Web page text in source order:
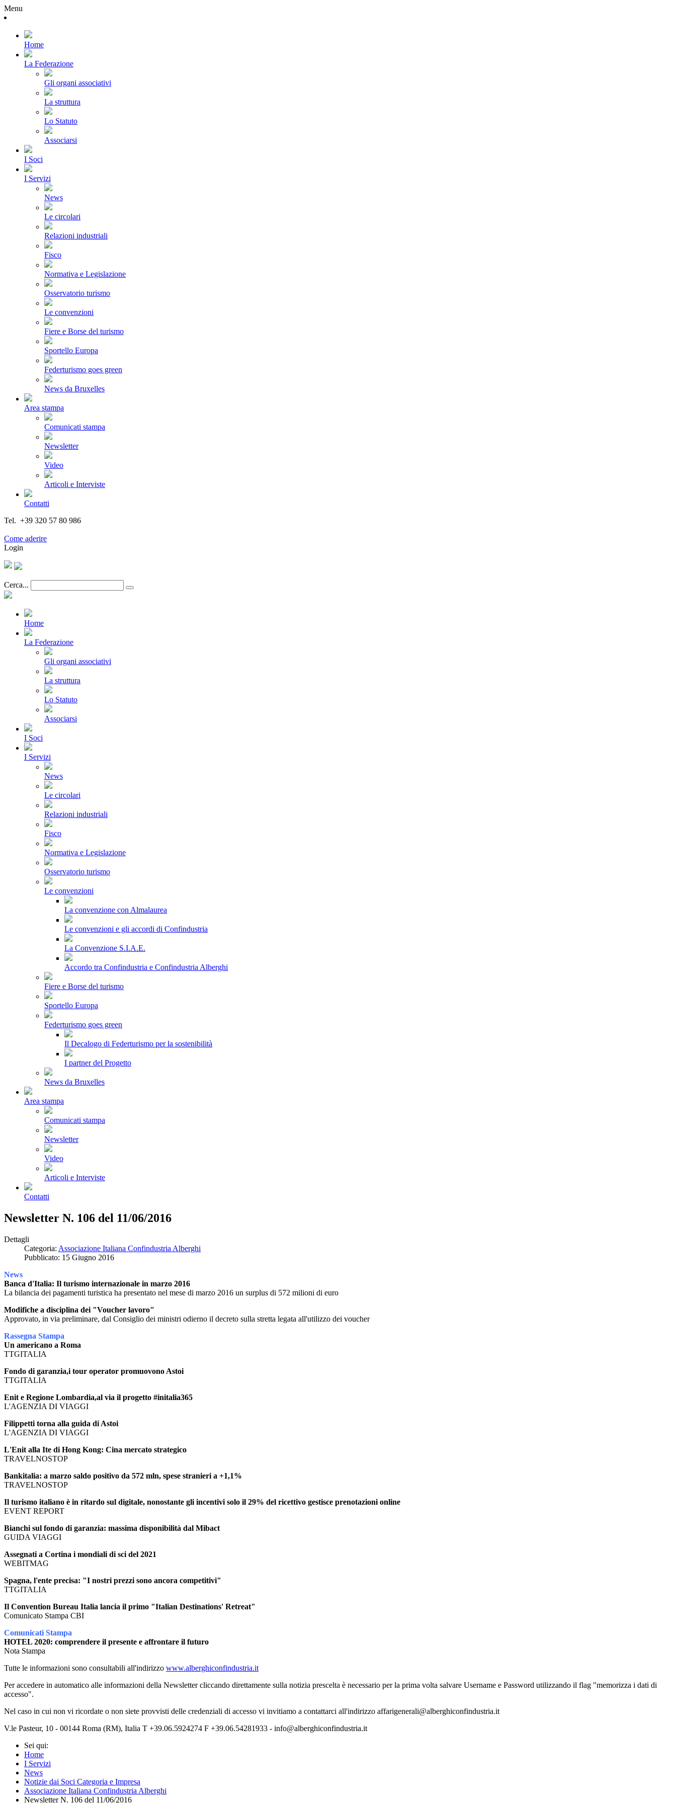
Menu
Home
La Federazione
Gli organi associativi
La struttura
Lo Statuto
Associarsi
I Soci
I Servizi
News
Le circolari
Relazioni industriali
Fisco
Normativa e Legislazione
Osservatorio turismo
Le convenzioni
Fiere e Borse del turismo
Sportello Europa
Federturismo goes green
News da Bruxelles
Area stampa
Comunicati stampa
Newsletter
Video
Articoli e Interviste
Contatti
Tel. +39 320 57 80 986
Come aderire
Login
Cerca...
Home
La Federazione
Gli organi associativi
La struttura
Lo Statuto
Associarsi
I Soci
I Servizi
News
Le circolari
Relazioni industriali
Fisco
Normativa e Legislazione
Osservatorio turismo
Le convenzioni
La convenzione con Almalaurea
Le convenzioni e gli accordi di Confindustria
La Convenzione S.I.A.E.
Accordo tra Confindustria e Confindustria Alberghi
Fiere e Borse del turismo
Sportello Europa
Federturismo goes green
Il Decalogo di Federturismo per la sostenibilità
I partner del Progetto
News da Bruxelles
Area stampa
Comunicati stampa
Newsletter
Video
Articoli e Interviste
Contatti
Newsletter N. 106 del 11/06/2016
Dettagli
Categoria: Associazione Italiana Confindustria Alberghi
Pubblicato: 15 Giugno 2016
News
Banca d'Italia: Il turismo internazionale in marzo 2016
La bilancia dei pagamenti turistica ha presentato nel mese di marzo 2016 un surplus di 572 milioni di euro
Modifiche a disciplina dei "Voucher lavoro"
Approvato, in via preliminare, dal Consiglio dei ministri odierno il decreto sulla stretta legata all'utilizzo dei voucher
Rassegna Stampa
Un americano a Roma
TTGITALIA
Fondo di garanzia,i tour operator promuovono Astoi
TTGITALIA
Enit e Regione Lombardia,al via il progetto #initalia365
L'AGENZIA DI VIAGGI
Filippetti torna alla guida di Astoi
L'AGENZIA DI VIAGGI
L'Enit alla Ite di Hong Kong: Cina mercato strategico
TRAVELNOSTOP
Bankitalia: a marzo saldo positivo da 572 mln, spese stranieri a +1,1%
TRAVELNOSTOP
Il turismo italiano è in ritardo sul digitale, nonostante gli incentivi solo il 29% del ricettivo gestisce prenotazioni online
EVENT REPORT
Bianchi sul fondo di garanzia: massima disponibilità dal Mibact
GUIDA VIAGGI
Assegnati a Cortina i mondiali di sci del 2021
WEBITMAG
Spagna, l'ente precisa: "I nostri prezzi sono ancora competitivi"
TTGITALIA
Il Convention Bureau Italia lancia il primo "Italian Destinations' Retreat"
Comunicato Stampa CBI
Comunicati Stampa
HOTEL 2020: comprendere il presente e affrontare il futuro
Nota Stampa
Tutte le informazioni sono consultabili all'indirizzo www.alberghiconfindustria.it
Per accedere in automatico alle informazioni della Newsletter cliccando direttamente sulla notizia prescelta è necessario per la prima volta salvare Username e Password utilizzando il flag "memorizza i dati di
accesso".
Nel caso in cui non vi ricordate o non siete provvisti delle credenziali di accesso vi invitiamo a contattarci all'indirizzo affarigenerali@alberghiconfindustria.it
V.le Pasteur, 10 - 00144 Roma (RM), Italia T +39.06.5924274 F +39.06.54281933 - info@alberghiconfindustria.it
Sei qui:
Home
I Servizi
News
Notizie dai Soci Categoria e Impresa
Associazione Italiana Confindustria Alberghi
Newsletter N. 106 del 11/06/2016